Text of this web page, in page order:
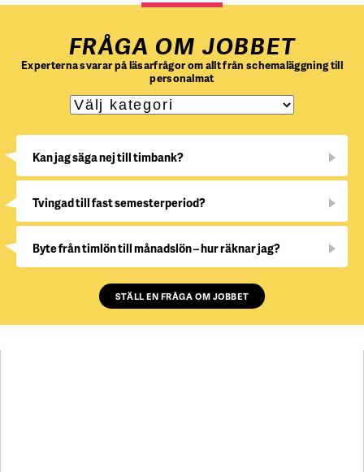
FRÅGA OM JOBBET
Experterna svarar på läsarfrågor om allt från schemaläggning till
personalmat
Kan jag säga nej till timbank?
Tvingad till fast semesterperiod?
Byte från timlön till månadslön – hur räknar jag?
STÄLL EN FRÅGA OM JOBBET